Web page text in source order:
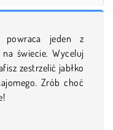
jeden z
na świecie. Wyceluj
zestrzelić jabłko
Zrób choć